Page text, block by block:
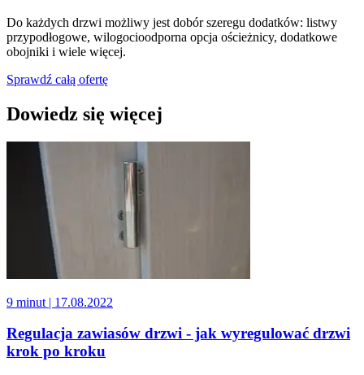
Do każdych drzwi możliwy jest dobór szeregu dodatków: listwy
przypodłogowe, wilogocioodporna opcja ościeżnicy, dodatkowe
obojniki i wiele więcej.
Sprawdź całą ofertę
Dowiedz się więcej
9 minut | 17.08.2022
Regulacja zawiasów drzwi - jak wyregulować drzwi
krok po kroku